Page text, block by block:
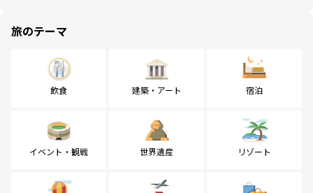
旅のテーマ
飲食 建築・アート 宿泊
イベント・観戦 世界遺産 リゾート